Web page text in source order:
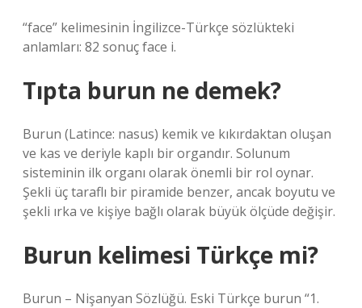
“face” kelimesinin İngilizce-Türkçe sözlükteki
anlamları: 82 sonuç face i.
Tıpta burun ne demek?
Burun (Latince: nasus) kemik ve kıkırdaktan oluşan
ve kas ve deriyle kaplı bir organdır. Solunum
sisteminin ilk organı olarak önemli bir rol oynar.
Şekli üç taraflı bir piramide benzer, ancak boyutu ve
şekli ırka ve kişiye bağlı olarak büyük ölçüde değişir.
Burun kelimesi Türkçe mi?
Burun – Nişanyan Sözlüğü. Eski Türkçe burun “1.